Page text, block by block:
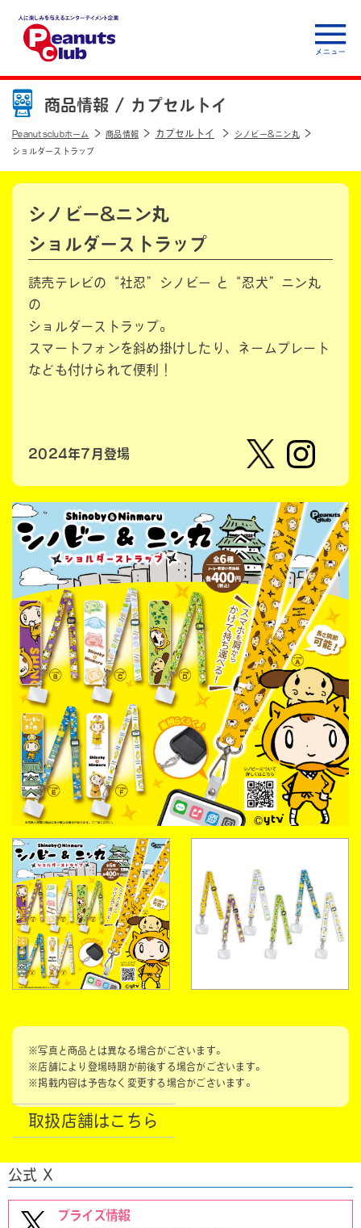
人に楽しみを与えるエ
ンターテイメント企
業 Peanuts club
商品情報 / カプセルトイ
Peanutsclubホーム 商品情報 カプセルトイ シノビー&ニン丸
ショルダーストラップ
シノビー&ニン丸
ショルダーストラップ
読売テレビの“社忍”シノビー と“忍犬”ニン丸
の
ショルダーストラップ。
スマートフォンを斜め掛けしたり、ネームプレート
なども付けられて便利！
2024年7月登場
ツクラ
ブのカ
プセル
トイの
Xはこ
ちら
ナッ
ツ・ク
ラブ
カプセ
ルトイ
メーカ
ーの人
（公
式）のI
nstag
ramは
こちら
※写真と商品とは異なる場合がございます。
※店舗により登場時期が前後する場合がございます。
※掲載内容は予告なく変更する場合がございます。
取扱店舗はこちら
公式 X
プライズ情報